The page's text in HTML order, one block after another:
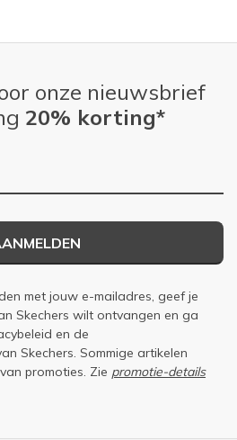
onze nieuwsbrief
20% korting*
met jouw e-mailadres, geef je
Skechers wilt ontvangen en ga
en de
Skechers. Sommige artikelen
promoties. Zie promotie-details